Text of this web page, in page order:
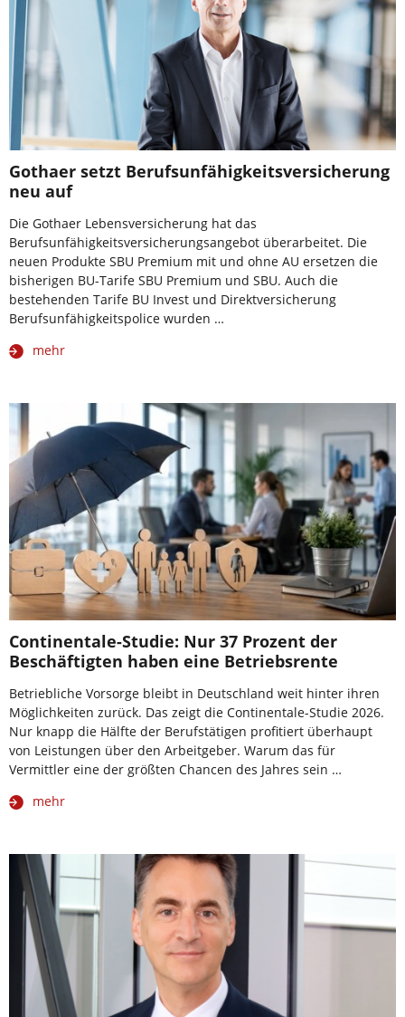
Gothaer setzt Berufsunfähigkeitsversicherung
neu auf
Die Gothaer Lebensversicherung hat das
Berufsunfähigkeitsversicherungsangebot überarbeitet. Die
neuen Produkte SBU Premium mit und ohne AU ersetzen die
bisherigen BU-Tarife SBU Premium und SBU. Auch die
bestehenden Tarife BU Invest und Direktversicherung
Berufsunfähigkeitspolice wurden …
mehr
Continentale-Studie: Nur 37 Prozent der
Beschäftigten haben eine Betriebsrente
Betriebliche Vorsorge bleibt in Deutschland weit hinter ihren
Möglichkeiten zurück. Das zeigt die Continentale-Studie 2026.
Nur knapp die Hälfte der Berufstätigen profitiert überhaupt
von Leistungen über den Arbeitgeber. Warum das für
Vermittler eine der größten Chancen des Jahres sein …
mehr